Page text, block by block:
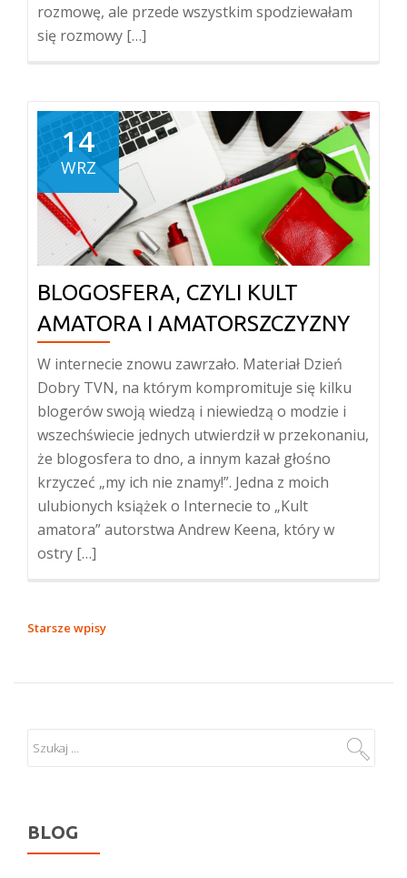
rozmowę, ale przede wszystkim spodziewałam
się rozmowy […]
14
WRZ
BLOGOSFERA, CZYLI KULT
AMATORA I AMATORSZCZYZNY
W internecie znowu zawrzało. Materiał Dzień
Dobry TVN, na którym kompromituje się kilku
blogerów swoją wiedzą i niewiedzą o modzie i
wszechświecie jednych utwierdził w przekonaniu,
że blogosfera to dno, a innym kazał głośno
krzyczeć „my ich nie znamy!”. Jedna z moich
ulubionych książek o Internecie to „Kult
amatora” autorstwa Andrew Keena, który w
ostry […]
NAWIGACJA
Starsze wpisy
BLOG